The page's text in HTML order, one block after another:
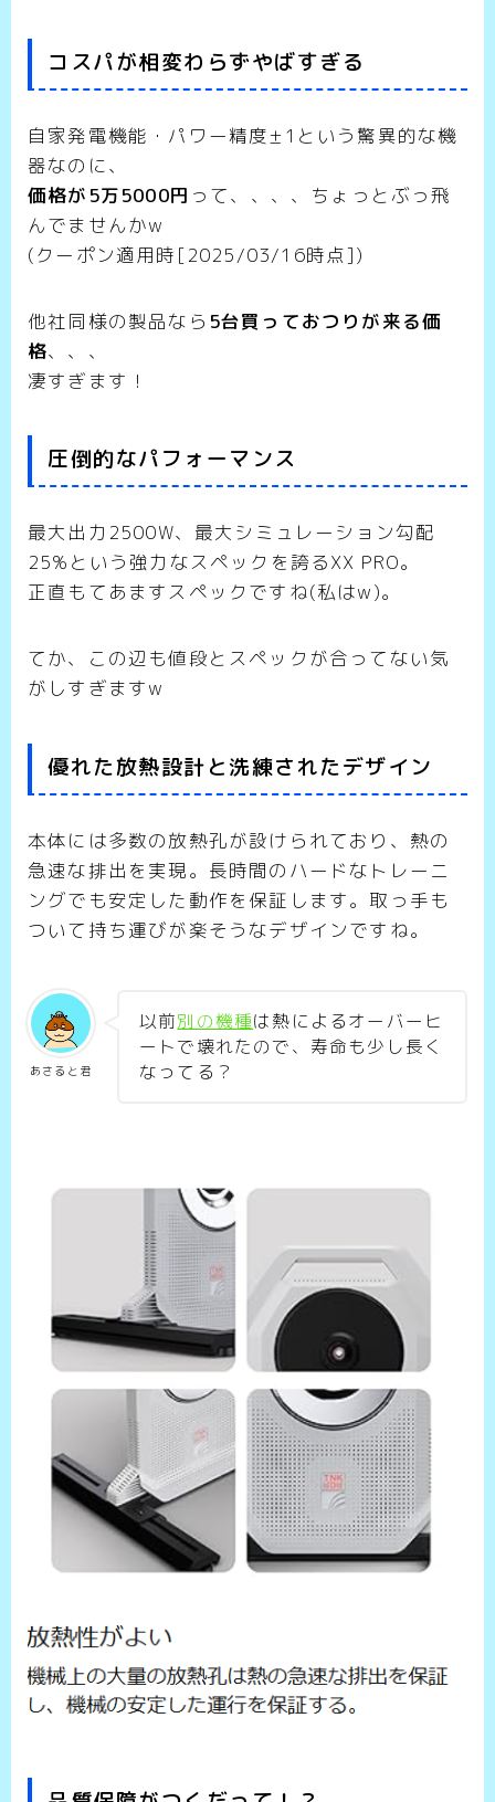
コスパが相変わらずやばすぎる
自家発電機能・パワー精度±1という驚異的な機
器なのに、
価格が5万5000円 って、、、、ちょっとぶっ飛
んでませんかw
(クーポン適用時[2025/03/16時点])
他社同様の製品なら 5台買っておつりが来る価
格、、、
凄すぎます！
圧倒的なパフォーマンス
最大出力2500W、最大シミュレーション勾配
25%という強力なスペックを誇るXX PRO。
正直もてあますスペックですね(私はw)。
てか、この辺も値段とスペックが合ってない気
がしすぎますw
優れた放熱設計と洗練されたデザイン
本体には多数の放熱孔が設けられており、熱の
急速な排出を実現。長時間のハードなトレーニ
ングでも安定した動作を保証します。取っ手も
ついて持ち運びが楽そうなデザインですね。
あさると君
以前別の機種は熱によるオーバーヒ
ートで壊れたので、寿命も少し長く
なってる？